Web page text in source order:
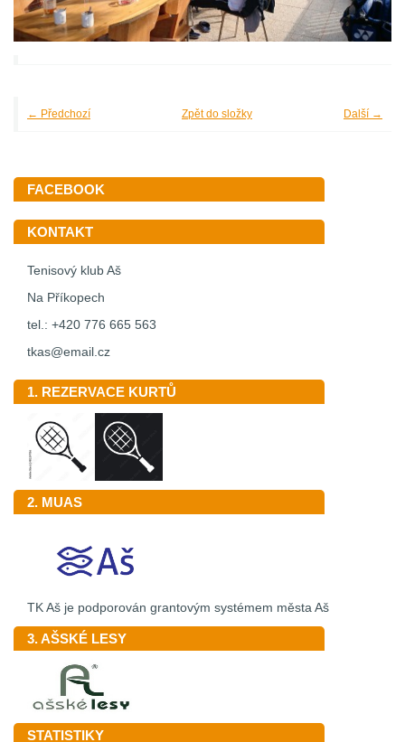
← Předchozí Další →
Zpět do složky
FACEBOOK
KONTAKT
Tenisový klub Aš
Na Příkopech
tel.: +420 776 665 563
tkas@email.cz
1. REZERVACE KURTŮ
2. MUAS
TK Aš je podporován grantovým systémem města Aš
3. AŠSKÉ LESY
STATISTIKY